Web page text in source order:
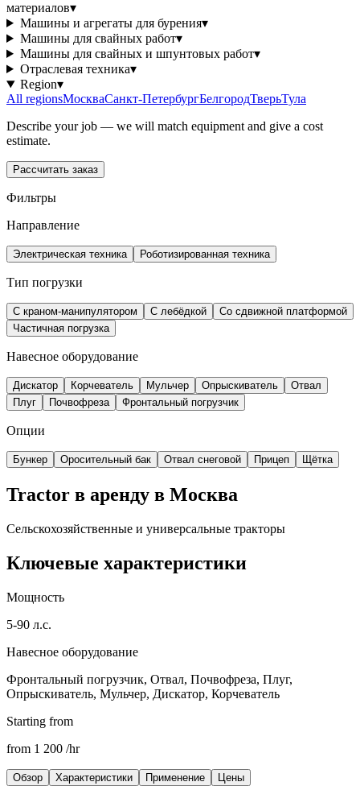
материалов▾
Машины и агрегаты для бурения▾
Машины для свайных работ▾
Машины для свайных и шпунтовых работ▾
Отраслевая техника▾
Region▾
All regionsМоскваСанкт-ПетербургБелгородТверьТула
Describe your job — we will match equipment and give a cost
estimate.
Рассчитать заказ
Фильтры
Направление
Электрическая техника Роботизированная техника
Тип погрузки
С краном-манипулятором С лебёдкой
Со сдвижной платформой
Частичная погрузка
Навесное оборудование
Дискатор Корчеватель Мульчер Опрыскиватель
Отвал
Плуг
Почвофреза Фронтальный погрузчик
Опции
Бункер Оросительный бак Отвал снеговой Прицеп Щётка
Tractor в аренду в Москва
Сельскохозяйственные и универсальные тракторы
Ключевые характеристики
Мощность
5-90 л.с.
Навесное оборудование
Фронтальный погрузчик, Отвал, Почвофреза, Плуг,
Опрыскиватель, Мульчер, Дискатор, Корчеватель
Starting from
from 1 200 /hr
Обзор Характеристики Применение Цены